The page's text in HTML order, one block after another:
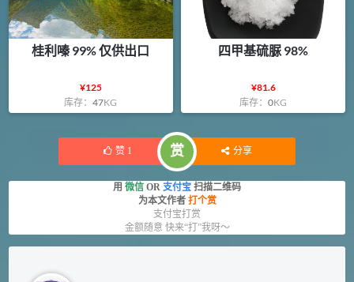
桂利嗪 99% 仅供出口
¥125
库存：47KG
四甲基硫脲 98%
¥81.6
库存：0KG
赞 1 赏 分享
用 微信 OR 支付宝 扫描二维码
为本文作者 打个赏
支付宝打赏
金额随意 快来“打”我呀～